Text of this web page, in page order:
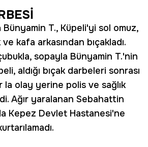
Bünyamin T., Küpeli'yi sol omuz,
kafa arkasından bıçakladı.
sopayla Bünyamin T.'nin
aldığı bıçak darbeleri sonrası
la olay yerine polis ve sağlık
Ağır yaralanan Sebahattin
Kepez Devlet Hastanesi'ne